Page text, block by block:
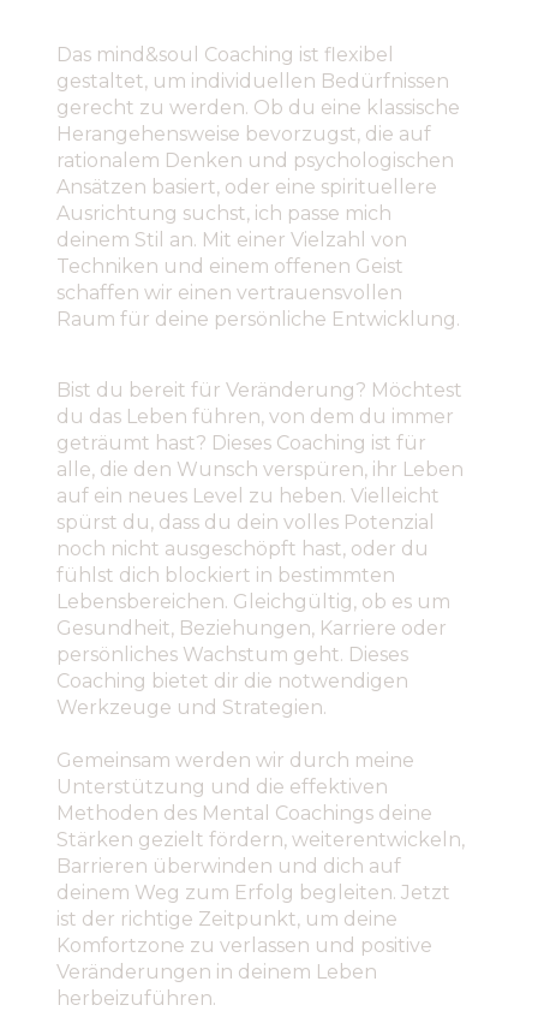
Das mind&soul Coaching ist flexibel
gestaltet, um individuellen Bedürfnissen
gerecht zu werden. Ob du eine klassische
Herangehensweise bevorzugst, die auf
rationalem Denken und psychologischen
Ansätzen basiert, oder eine spirituellere
Ausrichtung suchst, ich passe mich
deinem Stil an. Mit einer Vielzahl von
Techniken und einem offenen Geist
schaffen wir einen vertrauensvollen
Raum für deine persönliche Entwicklung.
Bist du bereit für Veränderung? Möchtest
du das Leben führen, von dem du immer
geträumt hast? Dieses Coaching ist für
alle, die den Wunsch verspüren, ihr Leben
auf ein neues Level zu heben. Vielleicht
spürst du, dass du dein volles Potenzial
noch nicht ausgeschöpft hast, oder du
fühlst dich blockiert in bestimmten
Lebensbereichen. Gleichgültig, ob es um
Gesundheit, Beziehungen, Karriere oder
persönliches Wachstum geht. Dieses
Coaching bietet dir die notwendigen
Werkzeuge und Strategien.
Gemeinsam werden wir durch meine
Unterstützung und die effektiven
Methoden des Mental Coachings deine
Stärken gezielt fördern, weiterentwickeln,
Barrieren überwinden und dich auf
deinem Weg zum Erfolg begleiten. Jetzt
ist der richtige Zeitpunkt, um deine
Komfortzone zu verlassen und positive
Veränderungen in deinem Leben
herbeizuführen.